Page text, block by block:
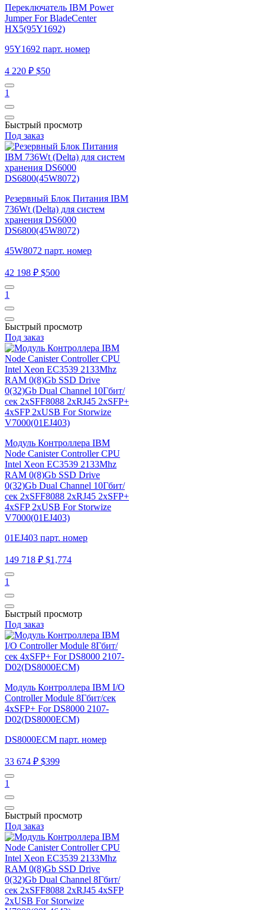
Переключатель IBM Power
Jumper For BladeCenter
HX5(95Y1692)
95Y1692 парт. номер
4 220 ₽ $50
1
Быстрый просмотр
Под заказ
Резервный Блок Питания IBM
736Wt (Delta) для систем
хранения DS6000
DS6800(45W8072)
45W8072 парт. номер
42 198 ₽ $500
1
Быстрый просмотр
Под заказ
Модуль Контроллера IBM
Node Canister Controller CPU
Intel Xeon EC3539 2133Mhz
RAM 0(8)Gb SSD Drive
0(32)Gb Dual Channel 10Гбит/
сек 2xSFF8088 2xRJ45 2xSFP+
4xSFP 2xUSB For Storwize
V7000(01EJ403)
01EJ403 парт. номер
149 718 ₽ $1,774
1
Быстрый просмотр
Под заказ
Модуль Контроллера IBM I/O
Controller Module 8Гбит/сек
4xSFP+ For DS8000 2107-
D02(DS8000ECM)
DS8000ECM парт. номер
33 674 ₽ $399
1
Быстрый просмотр
Под заказ